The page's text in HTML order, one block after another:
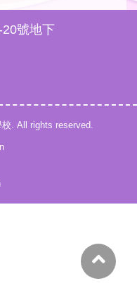
號地下
. All rights reserved.